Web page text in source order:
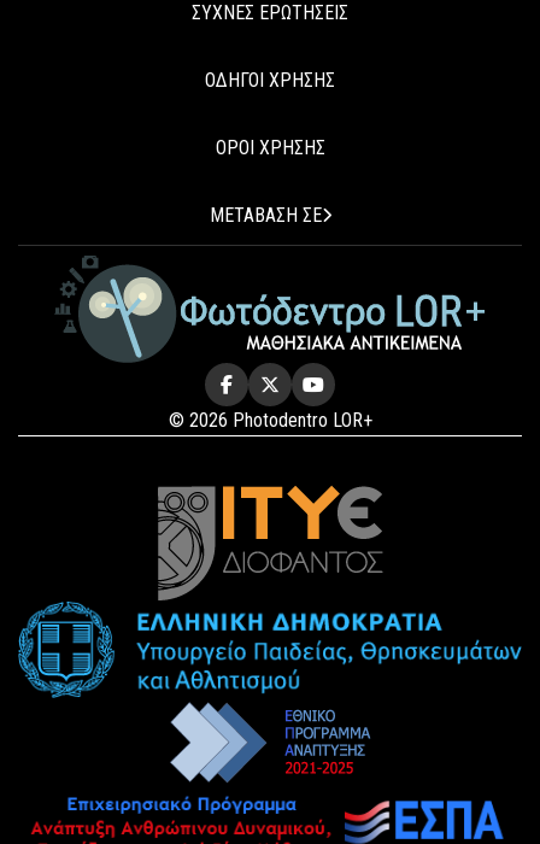
ΣΥΧΝΕΣ ΕΡΩΤΗΣΕΙΣ
ΟΔΗΓΟΙ ΧΡΗΣΗΣ
ΟΡΟΙ ΧΡΗΣΗΣ
ΜΕΤΑΒΑΣΗ ΣΕ
© 2026 Photodentro LOR+